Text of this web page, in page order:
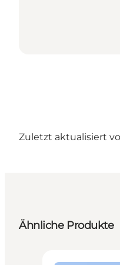
Zuletzt aktualisiert
Ähnliche Produkte